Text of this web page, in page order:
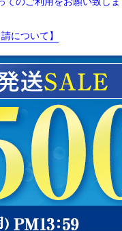
について】